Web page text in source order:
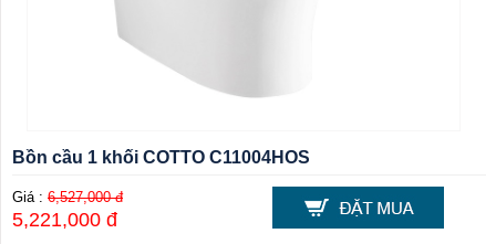
Bồn cầu 1 khối COTTO C11004HOS
Giá : 6,527,000 đ
5,221,000 đ